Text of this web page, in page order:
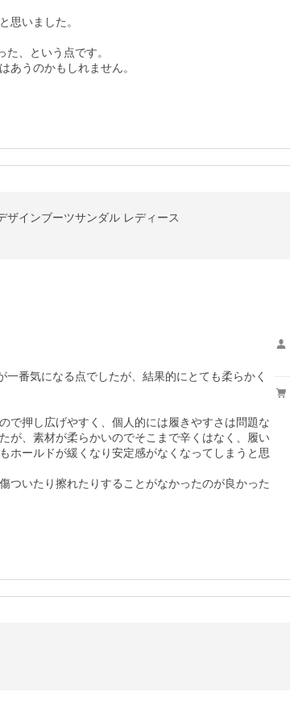
思いました。
、という点です。
あうのかもしれません。
ザインブーツサンダル レディース
番気になる点でしたが、結果的にとても柔らかく
で押し広げやすく、個人的には履きやすさは問題な
が、素材が柔らかいのでそこまで辛くはなく、履い
ホールドが緩くなり安定感がなくなってしまうと思
ついたり擦れたりすることがなかったのが良かった